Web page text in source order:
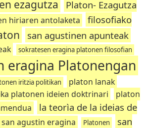
ezagutza
Platon- Ezagutza
hiriaren antolaketa
filosofiako
san agustinen apunteak
sokratesen eragina platonen filosofian
eragina Platonengan
iritzia politikan
platon lanak
platonen ideien doktrinari
platon
la teorìa de la ideias de
agustin eragina Platonen
san